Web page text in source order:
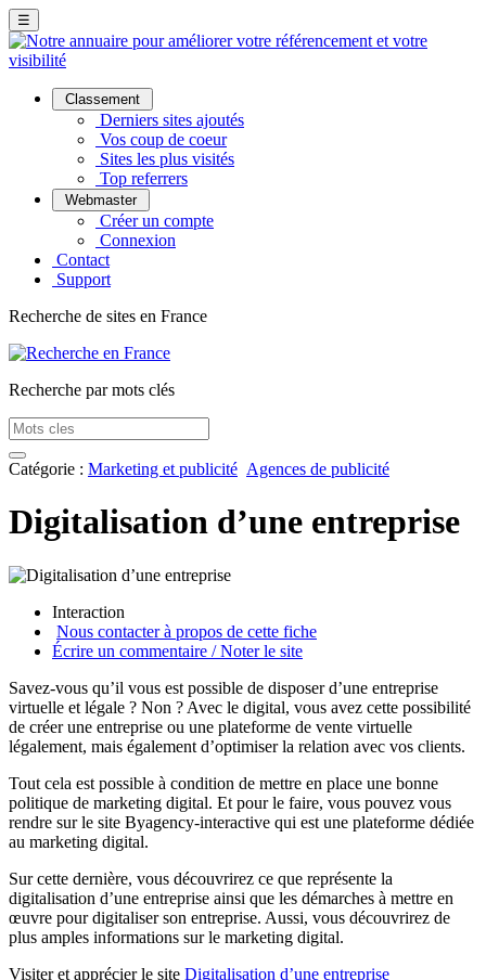
☰
Classement
Derniers sites ajoutés
Vos coup de coeur
Sites les plus visités
Top referrers
Webmaster
Créer un compte
Connexion
Contact
Support
Recherche de sites en France
Recherche par mots clés
Catégorie : Marketing et publicité Agences de publicité
Digitalisation d’une entreprise
Interaction
Nous contacter à propos de cette fiche
Écrire un commentaire / Noter le site
Savez-vous qu’il vous est possible de disposer d’une entreprise
virtuelle et légale ? Non ? Avec le digital, vous avez cette possibilité
de créer une entreprise ou une plateforme de vente virtuelle
légalement, mais également d’optimiser la relation avec vos clients.
Tout cela est possible à condition de mettre en place une bonne
politique de marketing digital. Et pour le faire, vous pouvez vous
rendre sur le site Byagency-interactive qui est une plateforme dédiée
au marketing digital.
Sur cette dernière, vous découvrirez ce que représente la
digitalisation d’une entreprise ainsi que les démarches à mettre en
œuvre pour digitaliser son entreprise. Aussi, vous découvrirez de
plus amples informations sur le marketing digital.
Visiter et apprécier le site Digitalisation d’une entreprise